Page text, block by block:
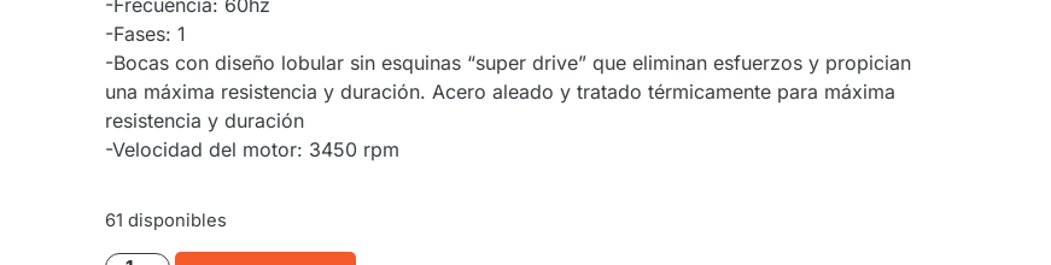
-Frecuencia: 60hz
-Fases: 1
-Bocas con diseño lobular sin esquinas “super drive” que eliminan esfuerzos y propician
una máxima resistencia y duración. Acero aleado y tratado térmicamente para máxima
resistencia y duración
-Velocidad del motor: 3450 rpm
61 disponibles